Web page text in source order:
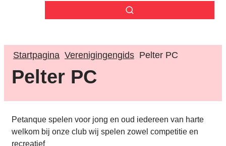
Zoek tonen / verbergen
Startpagina Verenigingengids Pelter PC
Pelter PC
Petanque spelen voor jong en oud iedereen van harte
welkom bij onze club wij spelen zowel competitie en
recreatief